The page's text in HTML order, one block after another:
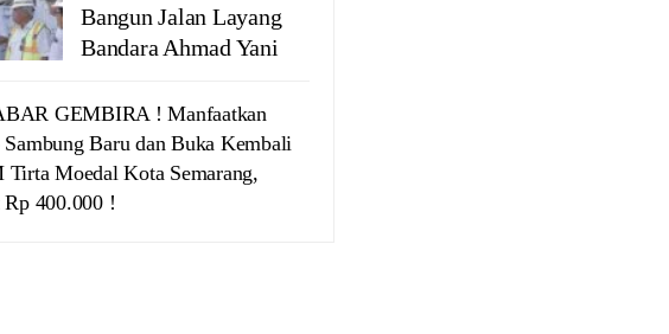
Bangun Jalan Layang
Bandara Ahmad Yani
GEMBIRA ! Manfaatkan
Sambung Baru dan Buka Kembali
Tirta Moedal Kota Semarang,
Rp 400.000 !